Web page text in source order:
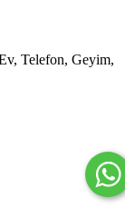
Telefon, Geyim,